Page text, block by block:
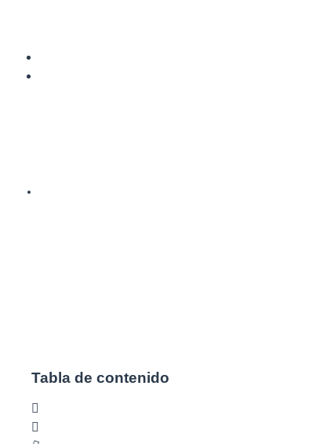
Tabla de contenido